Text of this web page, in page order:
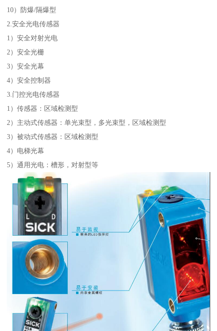
10）防爆/隔爆型
2.安全光电传感器
1）安全对射光电
2）安全光栅
3）安全光幕
4）安全控制器
3.门控光电传感器
1）传感器：区域检测型
2）主动式传感器：单光束型，多光束型，区域检测型
3）被动式传感器：区域检测型
4）电梯光幕
5）通用光电：槽形，对射型等